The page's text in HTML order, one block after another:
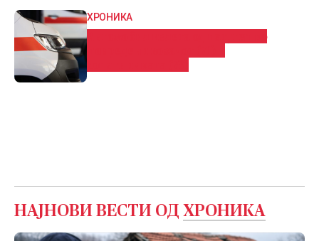
ХРОНИКА
Автомобил излета од пат, тешко
НАЈНОВИ ВЕСТИ ОД ХРОНИКА